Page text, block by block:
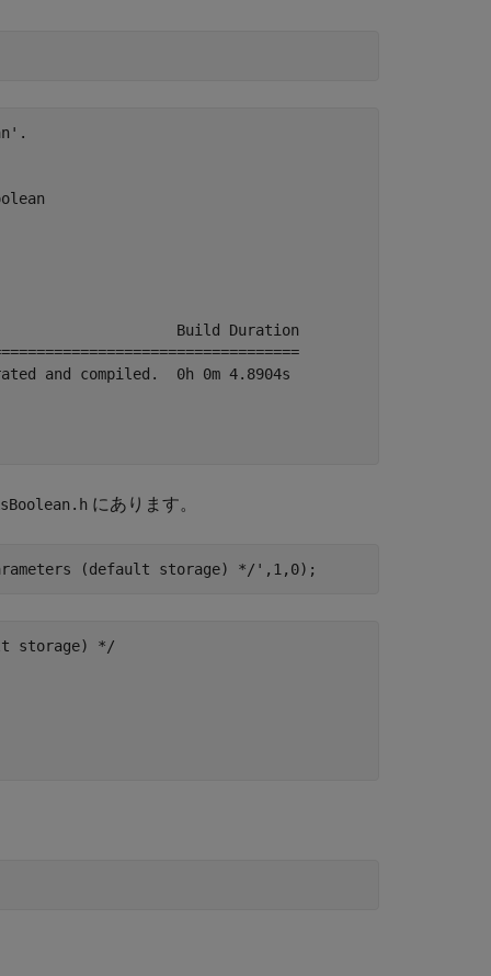
Build Duration
and compiled.  0h 0m 4.8904s
にあります。
(default storage) */'
storage) */